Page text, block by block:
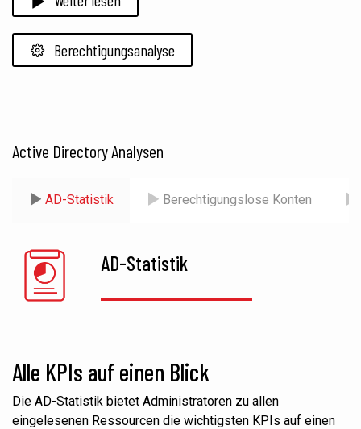
Berechtigungsanalyse
Active Directory Analysen
AD-Statistik Berechtigungslose Konten
AD-Statistik
Alle KPIs auf einen Blick
Die AD-Statistik bietet Administratoren zu allen
eingelesenen Ressourcen die wichtigsten KPIs auf einen